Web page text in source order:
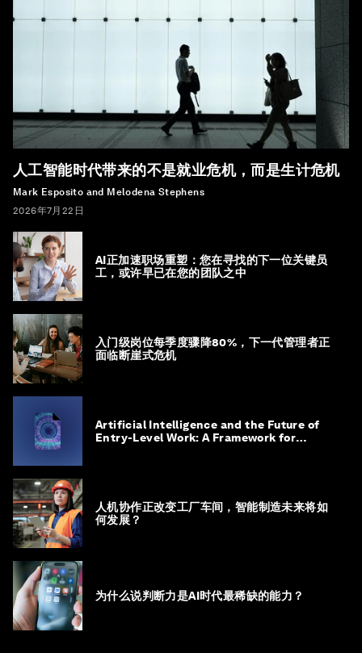
人工智能时代带来的不是就业危机，而是生计危机
Mark Esposito and Melodena Stephens
2026年7月22日
AI正加速职场重塑：您在寻找的下一位关键员
工，或许早已在您的团队之中
入门级岗位每季度骤降80%，下一代管理者正
面临断崖式危机
Artificial Intelligence and the Future of
Entry-Level Work: A Framework for
人机协作正改变工厂车间，智能制造未来将如
何发展？
为什么说判断力是AI时代最稀缺的能力？